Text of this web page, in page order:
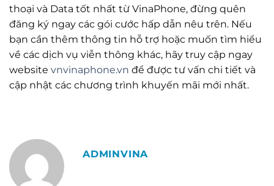
thoại và Data tốt nhất từ VinaPhone, đừng quên
đăng ký ngay các gói cước hấp dẫn nêu trên. Nếu
bạn cần thêm thông tin hỗ trợ hoặc muốn tìm hiểu
về các dịch vụ viễn thông khác, hãy truy cập ngay
website vnvinaphone.vn để được tư vấn chi tiết và
cập nhật các chương trình khuyến mãi mới nhất.
ADMINVINA